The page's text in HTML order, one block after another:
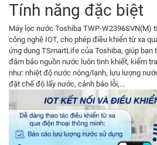
Tính năng đặc biệt
Máy lọc nước Toshiba TWP-W2396SVN(M)
công nghệ IOT, cho phép điều khiển từ xa
ứng dụng TSmartLife của Toshiba, giúp bạn
đảm bảo nguồn nước luôn tinh khiết, kiểm
như: nhiệt độ nước nóng/lạnh, lưu lượng
đặt chế độ lấy nước, cảnh báo lỗi,...